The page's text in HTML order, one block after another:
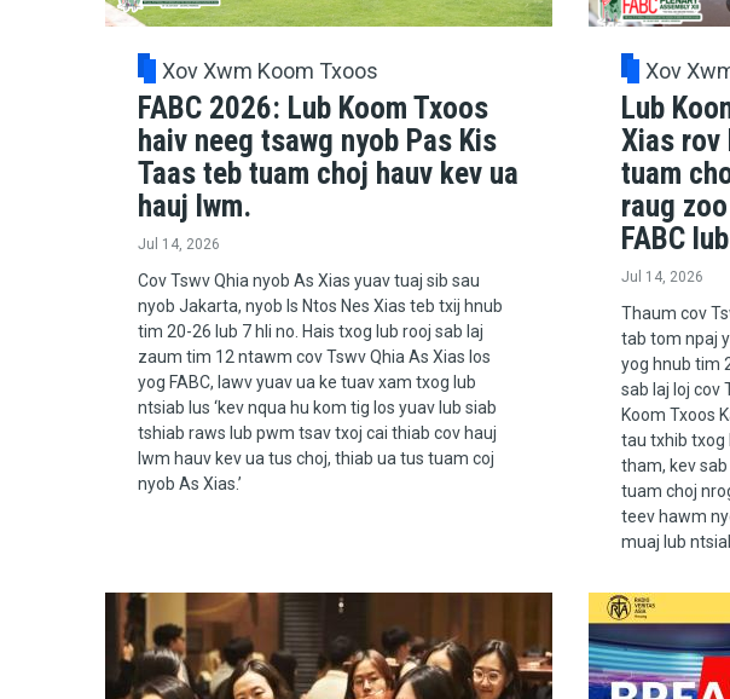
Xov Xwm Koom Txoos
FABC 2026: Lub Koom Txoos
haiv neeg tsawg nyob Pas Kis
Taas teb tuam choj hauv kev ua
hauj lwm.
Jul 14, 2026
Cov Tswv Qhia nyob As Xias yuav tuaj sib sau
nyob Jakarta, nyob Is Ntos Nes Xias teb txij hnub
tim 20-26 lub 7 hli no. Hais txog lub rooj sab laj
zaum tim 12 ntawm cov Tswv Qhia As Xias los
yog FABC, lawv yuav ua ke tuav xam txog lub
ntsiab lus ‘kev nqua hu kom tig los yuav lub siab
tshiab raws lub pwm tsav txoj cai thiab cov hauj
lwm hauv kev ua tus choj, thiab ua tus tuam coj
nyob As Xias.’
Xov
Lub
Xias rov
tuam
raug
FABC
Jul 14, 2026
Thaum cov
tab tom npaj
yog hnub tim
sab laj loj cov
Koom Txoos
tau txhib txog
tham, kev
tuam choj
teev hawm
muaj lub